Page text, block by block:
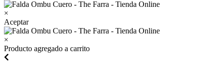
×
Aceptar
×
Producto agregado a carrito